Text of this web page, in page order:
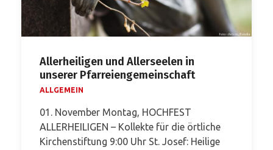
Allerheiligen und Allerseelen in
unserer Pfarreiengemeinschaft
ALLGEMEIN
01. November Montag, HOCHFEST
ALLERHEILIGEN – Kollekte für die örtliche
Kirchenstiftung 9:00 Uhr St. Josef: Heilige